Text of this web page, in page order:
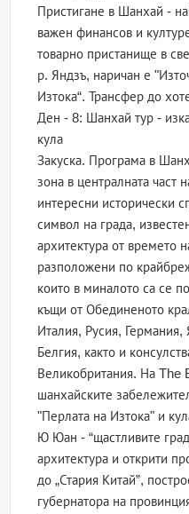
Пристигане в Шанхай -
важен финансов и
товарно пристанище в
р. Яндзъ, наричан е
Изтока“. Трансфер до
Ден - 8: Шанхай тур -
кула
Закуска. Програма в
зона в централната част
интересни исторически
символ на града,
архитектура от времето
разположени по
които в миналото са се
къщи от Обединеното
Италия, Русия,
Белгия, както и
Великобритания. На The
шанхайските
"Перлата на Изтока" и
Ю Юан - “щастливите
архитектура и открити
до „Стария Китай”,
губернатора на